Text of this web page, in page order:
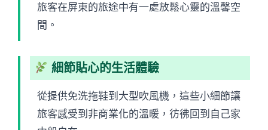
旅客在屏東的旅途中有一處放鬆心靈的溫馨空
間。
細節貼心的生活體驗
從提供免洗拖鞋到大型吹風機，這些小細節讓
旅客感受到非商業化的溫暖，彷彿回到自己家